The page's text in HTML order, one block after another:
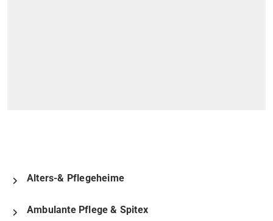
Alters-& Pflegeheime
Ambulante Pflege & Spitex